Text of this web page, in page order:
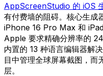
AppScreenStudio 的 iOS
有付费墙的阻碍。核心生成
iPhone 16 Pro Max 和
Apple 要求精确分辨率的
内置的 13 种语言编辑器解
目中管理全球屏幕截图，而
层。